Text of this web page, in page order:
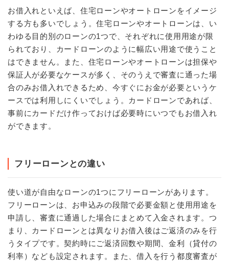
お借入れといえば、住宅ローンやオートローンをイメージ
する方も多いでしょう。住宅ローンやオートローンは、い
わゆる目的別のローンの1つで、それぞれに使用用途が限
られており、カードローンのように幅広い用途で使うこと
はできません。また、住宅ローンやオートローンは担保や
保証人が必要なケースが多く、そのうえで審査に通った場
合のみお借入れできるため、今すぐにお金が必要というケ
ースでは利用しにくいでしょう。カードローンであれば、
事前にカードだけ作っておけば必要時にいつでもお借入れ
ができます。
フリーローンとの違い
使い道が自由なローンの1つにフリーローンがあります。
フリーローンは、お申込みの段階で必要金額と使用用途を
申請し、審査に通過した場合にまとめて入金されます。つ
まり、カードローンとは異なりお借入後はご返済のみを行
うタイプです。契約時にご返済回数や期間、金利（貸付の
利率）なども設定されます。また、借入を行う都度審査が